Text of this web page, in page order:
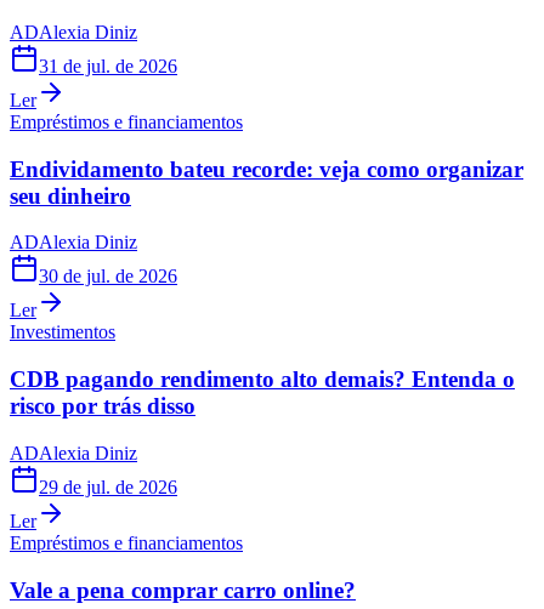
ADAlexia Diniz
31 de jul. de 2026
Ler
Empréstimos e financiamentos
Endividamento bateu recorde: veja como organizar
seu dinheiro
ADAlexia Diniz
30 de jul. de 2026
Ler
Investimentos
CDB pagando rendimento alto demais? Entenda o
risco por trás disso
ADAlexia Diniz
29 de jul. de 2026
Ler
Empréstimos e financiamentos
Vale a pena comprar carro online?